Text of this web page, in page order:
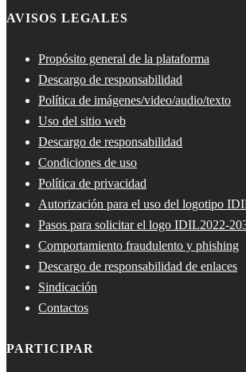
AVISOS LEGALES
Propósito general de la plataforma
Descargo de responsabilidad
Política de imágenes/video/audio/texto
Uso del sitio web
Descargo de responsabilidad
Condiciones de uso
Política de privacidad
Autorización para el uso del logotipo
Pasos para solicitar el logo IDIL2022-
Comportamiento fraudulento y phishing
Descargo de responsabilidad de enlaces
Sindicación
Contactos
PARTICIPAR